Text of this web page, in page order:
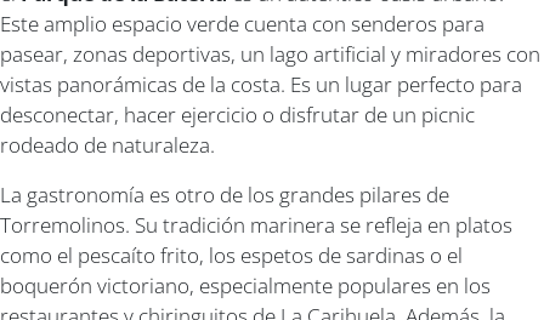
Este amplio espacio verde cuenta con senderos para
pasear, zonas deportivas, un lago artificial y miradores con
vistas panorámicas de la costa. Es un lugar perfecto para
desconectar, hacer ejercicio o disfrutar de un picnic
rodeado de naturaleza.
La gastronomía es otro de los grandes pilares de
Torremolinos. Su tradición marinera se refleja en platos
como el pescaíto frito, los espetos de sardinas o el
boquerón victoriano, especialmente populares en los